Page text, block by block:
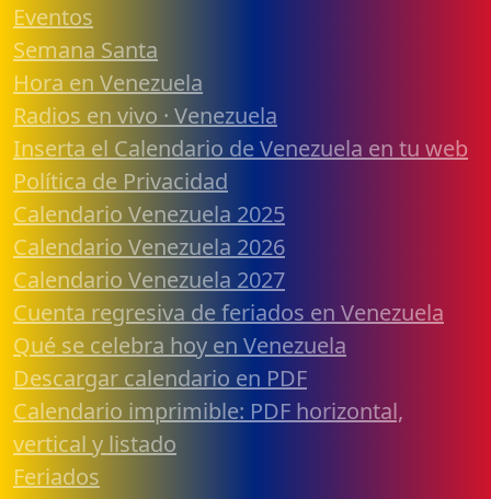
Eventos
Semana Santa
Hora en Venezuela
Radios en vivo · Venezuela
Inserta el Calendario de Venezuela en tu web
Política de Privacidad
Calendario Venezuela 2025
Calendario Venezuela 2026
Calendario Venezuela 2027
Cuenta regresiva de feriados en Venezuela
Qué se celebra hoy en Venezuela
Descargar calendario en PDF
Calendario imprimible: PDF horizontal,
vertical y listado
Feriados